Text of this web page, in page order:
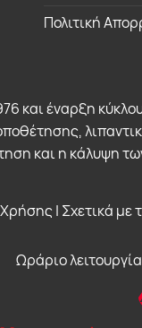
Πολιτική
και έναρξη
και η κάλυψη
| Σχετικά με
Ωράριο